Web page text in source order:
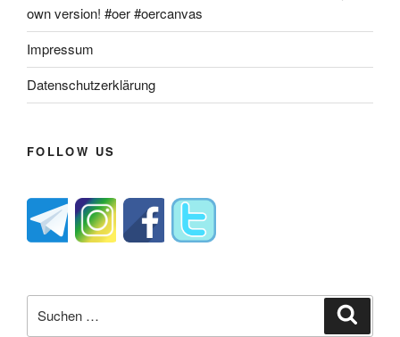
own version! #oer #oercanvas
Impressum
Datenschutzerklärung
FOLLOW US
nach: